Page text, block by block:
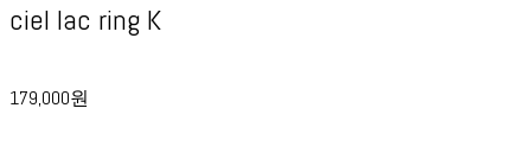
ciel lac ring K
179,000원